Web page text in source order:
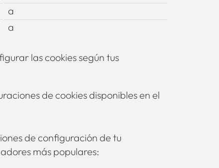
a
a
las cookies según tus
de cookies disponibles en el
de configuración de tu
más populares: